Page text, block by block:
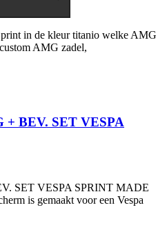
in de kleur titanio welke AMG
AMG zadel,
BEV. SET VESPA
SET VESPA SPRINT MADE
is gemaakt voor een Vespa